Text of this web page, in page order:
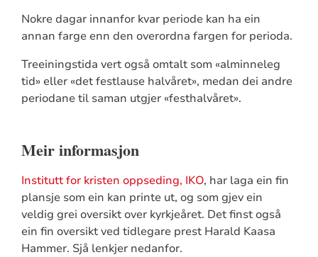
Nokre dagar innanfor kvar periode kan ha ein
annan farge enn den overordna fargen for perioda.
Treeiningstida vert også omtalt som «alminneleg
tid» eller «det festlause halvåret», medan dei andre
periodane til saman utgjer «festhalvåret».
Meir informasjon
Institutt for kristen oppseding, IKO, har laga ein fin
plansje som ein kan printe ut, og som gjev ein
veldig grei oversikt over kyrkjeåret. Det finst også
ein fin oversikt ved tidlegare prest Harald Kaasa
Hammer. Sjå lenkjer nedanfor.